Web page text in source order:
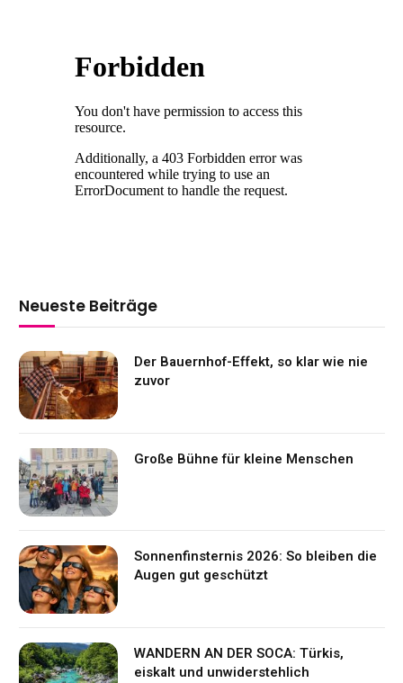
Neueste Beiträge
Der Bauernhof-Effekt, so klar wie nie
zuvor
Große Bühne für kleine Menschen
Sonnenfinsternis 2026: So bleiben die
Augen gut geschützt
WANDERN AN DER SOCA: Türkis,
eiskalt und unwiderstehlich